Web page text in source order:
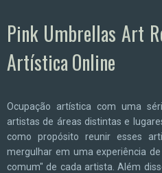
Pink Umbrellas Art
Artística Online
Ocupação artística com uma
artistas de áreas distintas e
como propósito reunir esses
mergulhar em uma experiência
comum" de cada artista. Além